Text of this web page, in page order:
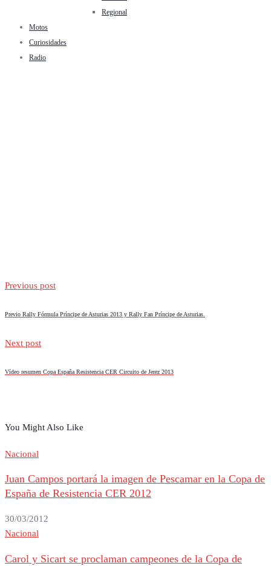
Regional
Motos
Curiosidades
Radio
Previous post
Previo Rally Fórmula Príncipe de Asturias 2013 y Rally Fan Príncipe de Asturias.
Next post
Vídeo resumen Copa España Resistencia CER Circuito de Jerez 2013
You Might Also Like
Nacional
Juan Campos portará la imagen de Pescamar en la Copa de
España de Resistencia CER 2012
30/03/2012
Nacional
Carol y Sicart se proclaman campeones de la Copa de